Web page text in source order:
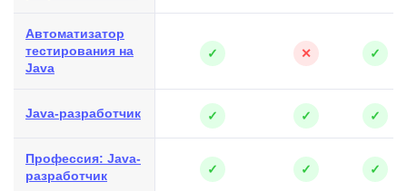
Автоматизатор
тестирования на
Java
✓ ✕ ✓
Java-разработчик ✓ ✓ ✓
Профессия: Java-
разработчик
✓ ✓ ✓